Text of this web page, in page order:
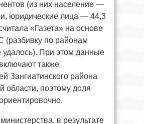
(из них население —
юридические лица — 44,3
«Газета» на основе
(разбивку по районам
удалось). При этом данные
также
Зангиатинского района
области, поэтому доля
в результате